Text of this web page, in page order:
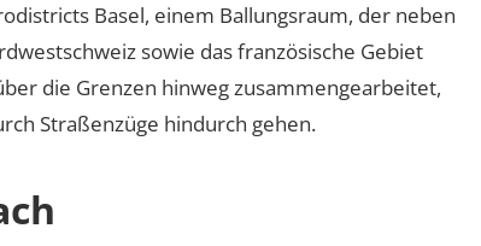
Basel, einem Ballungsraum, der neben
sowie das französische Gebiet
die Grenzen hinweg zusammengearbeitet,
Straßenzüge hindurch gehen.